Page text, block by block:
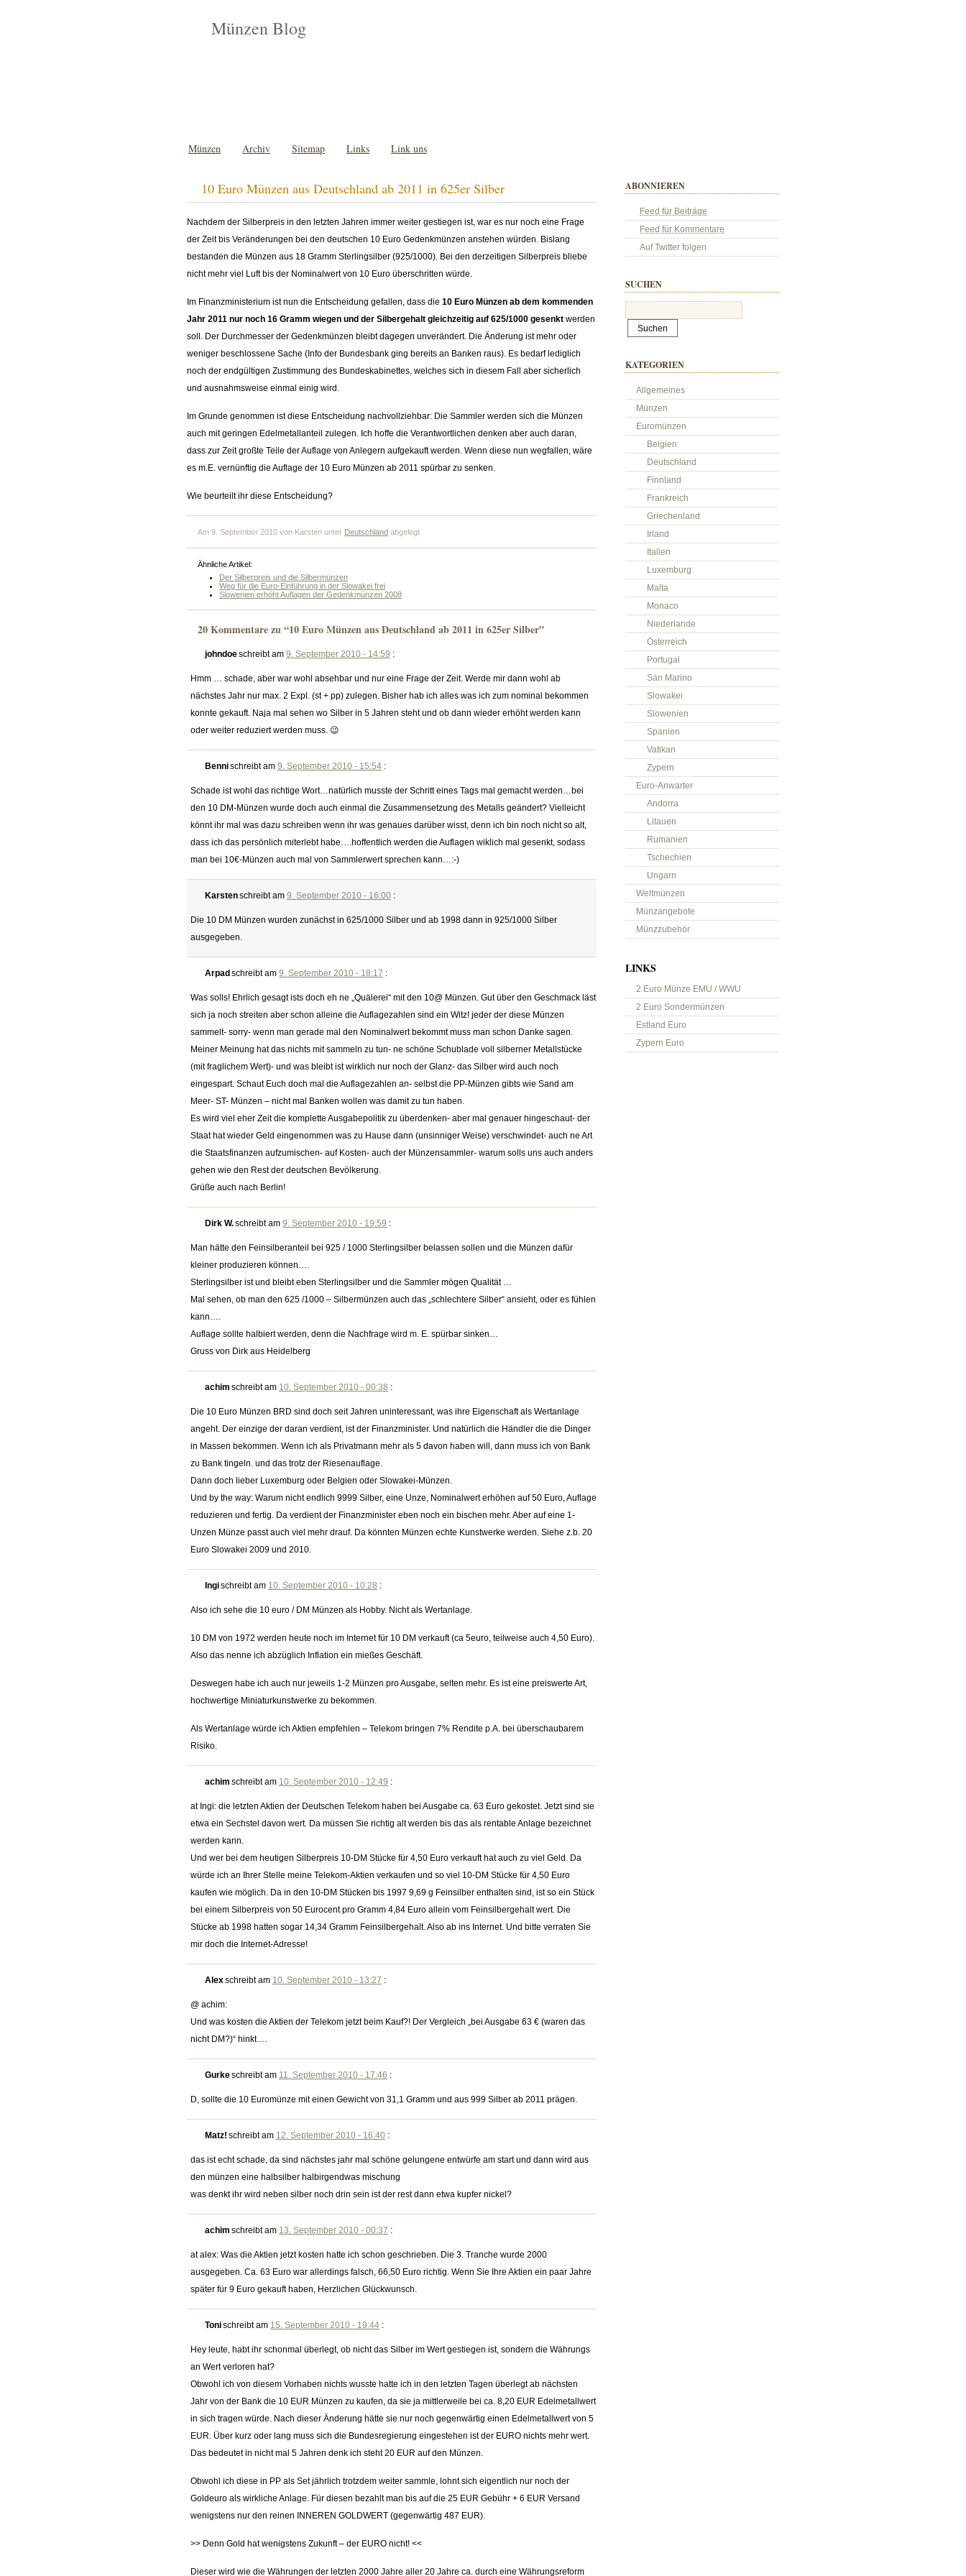
Münzen Blog
Münzen Archiv Sitemap Links Link uns
10 Euro Münzen aus Deutschland ab 2011 in 625er Silber
Nachdem der Silberpreis in den letzten Jahren immer weiter gestiegen ist, war es nur noch eine Frage
der Zeit bis Veränderungen bei den deutschen 10 Euro Gedenkmünzen anstehen würden. Bislang
bestanden die Münzen aus 18 Gramm Sterlingsilber (925/1000). Bei den derzeitigen Silberpreis bliebe
nicht mehr viel Luft bis der Nominalwert von 10 Euro überschritten würde.
Im Finanzministerium ist nun die Entscheidung gefallen, dass die 10 Euro Münzen ab dem kommenden
Jahr 2011 nur noch 16 Gramm wiegen und der Silbergehalt gleichzeitig auf 625/1000 gesenkt werden
soll. Der Durchmesser der Gedenkmünzen bleibt dagegen unverändert. Die Änderung ist mehr oder
weniger beschlossene Sache (Info der Bundesbank ging bereits an Banken raus). Es bedarf lediglich
noch der endgültigen Zustimmung des Bundeskabinettes, welches sich in diesem Fall aber sicherlich
und ausnahmsweise einmal einig wird.
Im Grunde genommen ist diese Entscheidung nachvollziehbar: Die Sammler werden sich die Münzen
auch mit geringen Edelmetallanteil zulegen. Ich hoffe die Verantwortlichen denken aber auch daran,
dass zur Zeit großte Teile der Auflage von Anlegern aufgekauft werden. Wenn diese nun wegfallen, wäre
es m.E. vernünftig die Auflage der 10 Euro Münzen ab 2011 spürbar zu senken.
Wie beurteilt ihr diese Entscheidung?
Am 9. September 2010 von Karsten unter Deutschland abgelegt
Ähnliche Artikel:
Der Silberpreis und die Silbermünzen
Weg für die Euro-Einführung in der Slowakei frei
Slowenien erhöht Auflagen der Gedenkmünzen 2008
20 Kommentare zu “10 Euro Münzen aus Deutschland ab 2011 in 625er Silber”
johndoeschreibt am 9. September 2010 - 14:59 :
Hmm … schade, aber war wohl absehbar und nur eine Frage der Zeit. Werde mir dann wohl ab
nächstes Jahr nur max. 2 Expl. (st + pp) zulegen. Bisher hab ich alles was ich zum nominal bekommen
konnte gekauft. Naja mal sehen wo Silber in 5 Jahren steht und ob dann wieder erhöht werden kann
oder weiter reduziert werden muss. 😉
Bennischreibt am 9. September 2010 - 15:54 :
Schade ist wohl das richtige Wort…natürlich musste der Schritt eines Tags mal gemacht werden…bei
den 10 DM-Münzen wurde doch auch einmal die Zusammensetzung des Metalls geändert? Vielleicht
könnt ihr mal was dazu schreiben wenn ihr was genaues darüber wisst, denn ich bin noch nicht so alt,
dass ich das persönlich miterlebt habe….hoffentlich werden die Auflagen wiklich mal gesenkt, sodass
man bei 10€-Münzen auch mal von Sammlerwert sprechen kann…:-)
Karstenschreibt am 9. September 2010 - 16:00 :
Die 10 DM Münzen wurden zunächst in 625/1000 Silber und ab 1998 dann in 925/1000 Silber
ausgegeben.
Arpad schreibt am 9. September 2010 - 18:17 :
Was solls! Ehrlich gesagt ists doch eh ne „Quälerei“ mit den 10@ Münzen. Gut über den Geschmack läst
sich ja noch streiten aber schon alleine die Auflagezahlen sind ein Witz! jeder der diese Münzen
sammelt- sorry- wenn man gerade mal den Nominalwert bekommt muss man schon Danke sagen.
Meiner Meinung hat das nichts mit sammeln zu tun- ne schöne Schublade voll silberner Metallstücke
(mit fraglichem Wert)- und was bleibt ist wirklich nur noch der Glanz- das Silber wird auch noch
eingespart. Schaut Euch doch mal die Auflagezahlen an- selbst die PP-Münzen gibts wie Sand am
Meer- ST- Münzen – nicht mal Banken wollen was damit zu tun haben.
Es wird viel eher Zeit die komplette Ausgabepolitik zu überdenken- aber mal genauer hingeschaut- der
Staat hat wieder Geld eingenommen was zu Hause dann (unsinniger Weise) verschwindet- auch ne Art
die Staatsfinanzen aufzumischen- auf Kosten- auch der Münzensammler- warum solls uns auch anders
gehen wie den Rest der deutschen Bevölkerung.
Grüße auch nach Berlin!
Dirk W.schreibt am 9. September 2010 - 19:59 :
Man hätte den Feinsilberanteil bei 925 / 1000 Sterlingsilber belassen sollen und die Münzen dafür
kleiner produzieren können….
Sterlingsilber ist und bleibt eben Sterlingsilber und die Sammler mögen Qualität …
Mal sehen, ob man den 625 /1000 – Silbermünzen auch das „schlechtere Silber“ ansieht, oder es fühlen
kann….
Auflage sollte halbiert werden, denn die Nachfrage wird m. E. spürbar sinken…
Gruss von Dirk aus Heidelberg
achim schreibt am 10. September 2010 - 00:38 :
Die 10 Euro Münzen BRD sind doch seit Jahren uninteressant, was ihre Eigenschaft als Wertanlage
angeht. Der einzige der daran verdient, ist der Finanzminister. Und natürlich die Händler die die Dinger
in Massen bekommen. Wenn ich als Privatmann mehr als 5 davon haben will, dann muss ich von Bank
zu Bank tingeln. und das trotz der Riesenauflage.
Dann doch lieber Luxemburg oder Belgien oder Slowakei-Münzen.
Und by the way: Warum nicht endlich 9999 Silber, eine Unze, Nominalwert erhöhen auf 50 Euro, Auflage
reduzieren und fertig. Da verdient der Finanzminister eben noch ein bischen mehr. Aber auf eine 1-
Unzen Münze passt auch viel mehr drauf. Da könnten Münzen echte Kunstwerke werden. Siehe z.b. 20
Euro Slowakei 2009 und 2010.
Ingischreibt am 10. September 2010 - 10:28 :
Also ich sehe die 10 euro / DM Münzen als Hobby. Nicht als Wertanlage.
10 DM von 1972 werden heute noch im Internet für 10 DM verkauft (ca 5euro, teilweise auch 4,50 Euro).
Also das nenne ich abzüglich Inflation ein mießes Geschäft.
Deswegen habe ich auch nur jeweils 1-2 Münzen pro Ausgabe, selten mehr. Es ist eine preiswerte Art,
hochwertige Miniaturkunstwerke zu bekommen.
Als Wertanlage würde ich Aktien empfehlen – Telekom bringen 7% Rendite p.A. bei überschaubarem
Risiko.
achim schreibt am 10. September 2010 - 12:49 :
at Ingi: die letzten Aktien der Deutschen Telekom haben bei Ausgabe ca. 63 Euro gekostet. Jetzt sind sie
etwa ein Sechstel davon wert. Da müssen Sie richtig alt werden bis das als rentable Anlage bezeichnet
werden kann.
Und wer bei dem heutigen Silberpreis 10-DM Stücke für 4,50 Euro verkauft hat auch zu viel Geld. Da
würde ich an Ihrer Stelle meine Telekom-Aktien verkaufen und so viel 10-DM Stücke für 4,50 Euro
kaufen wie möglich. Da in den 10-DM Stücken bis 1997 9,69 g Feinsilber enthalten sind, ist so ein Stück
bei einem Silberpreis von 50 Eurocent pro Gramm 4,84 Euro allein vom Feinsilbergehalt wert. Die
Stücke ab 1998 hatten sogar 14,34 Gramm Feinsilbergehalt. Also ab ins Internet. Und bitte verraten Sie
mir doch die Internet-Adresse!
Alexschreibt am 10. September 2010 - 13:27 :
@ achim:
Und was kosten die Aktien der Telekom jetzt beim Kauf?! Der Vergleich „bei Ausgabe 63 € (waren das
nicht DM?)“ hinkt….
Gurkeschreibt am 11. September 2010 - 17:46 :
D, sollte die 10 Euromünze mit einen Gewicht von 31,1 Gramm und aus 999 Silber ab 2011 prägen.
Matz! schreibt am 12. September 2010 - 16:40 :
das ist echt schade, da sind nächstes jahr mal schöne gelungene entwürfe am start und dann wird aus
den münzen eine halbsilber halbirgendwas mischung
was denkt ihr wird neben silber noch drin sein ist der rest dann etwa kupfer nickel?
achim schreibt am 13. September 2010 - 00:37 :
at alex: Was die Aktien jetzt kosten hatte ich schon geschrieben. Die 3. Tranche wurde 2000
ausgegeben. Ca. 63 Euro war allerdings falsch, 66,50 Euro richtig. Wenn Sie Ihre Aktien ein paar Jahre
später für 9 Euro gekauft haben, Herzlichen Glückwunsch.
Tonischreibt am 15. September 2010 - 19:44 :
Hey leute, habt ihr schonmal überlegt, ob nicht das Silber im Wert gestiegen ist, sondern die Währungs
an Wert verloren hat?
Obwohl ich von diesem Vorhaben nichts wusste hatte ich in den letzten Tagen überlegt ab nächsten
Jahr von der Bank die 10 EUR Münzen zu kaufen, da sie ja mittlerweile bei ca. 8,20 EUR Edelmetallwert
in sich tragen würde. Nach dieser Änderung hätte sie nur noch gegenwärtig einen Edelmetallwert von 5
EUR. Über kurz oder lang muss sich die Bundesregierung eingestehen ist der EURO nichts mehr wert.
Das bedeutet in nicht mal 5 Jahren denk ich steht 20 EUR auf den Münzen.
Obwohl ich diese in PP als Set jährlich trotzdem weiter sammle, lohnt sich eigentlich nur noch der
Goldeuro als wirkliche Anlage. Für diesen bezahlt man bis auf die 25 EUR Gebühr + 6 EUR Versand
wenigstens nur den reinen INNEREN GOLDWERT (gegenwärtig 487 EUR).
>> Denn Gold hat wenigstens Zukunft – der EURO nicht! <<
Dieser wird wie die Währungen der letzten 2000 Jahre aller 20 Jahre ca. durch eine Währungsreform
ABONNIEREN
Feed für Beiträge
Feed für Kommentare
Auf Twitter folgen
SUCHEN
KATEGORIEN
Allgemeines
Münzen
Euromünzen
Belgien
Deutschland
Finnland
Frankreich
Griechenland
Irland
Italien
Luxemburg
Malta
Monaco
Niederlande
Österreich
Portugal
San Marino
Slowakei
Slowenien
Spanien
Vatikan
Zypern
Euro-Anwarter
Andorra
Litauen
Rumanien
Tschechien
Ungarn
Weltmünzen
Münzangebote
Münzzubehör
LINKS
2 Euro Münze EMU / WWU
2 Euro Sondermünzen
Estland Euro
Zypern Euro